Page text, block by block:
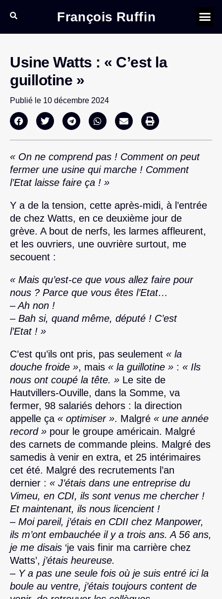
François Ruffin
Usine Watts : « C’est la
guillotine »
Publié le 10 décembre 2024
« On ne comprend pas ! Comment on peut
fermer une usine qui marche ! Comment
l’Etat laisse faire ça ! »
Y a de la tension, cette après-midi, à l’entrée
de chez Watts, en ce deuxième jour de
grève. A bout de nerfs, les larmes affleurent,
et les ouvriers, une ouvrière surtout, me
secouent :
« Mais qu’est-ce que vous allez faire pour
nous ? Parce que vous êtes l’Etat…
– Ah non !
– Bah si, quand même, député ! C’est
l’Etat ! »
C’est qu’ils ont pris, pas seulement « la
douche froide », mais « la guillotine » : « Ils
nous ont coupé la tête. » Le site de
Hautvillers-Ouville, dans la Somme, va
fermer, 98 salariés dehors : la direction
appelle ça « optimiser ». Malgré « une année
record » pour le groupe américain. Malgré
des carnets de commande pleins. Malgré des
samedis à venir en extra, et 25 intérimaires
cet été. Malgré des recrutements l’an
dernier : « J’étais dans une entreprise du
Vimeu, en CDI, ils sont venus me chercher !
Et maintenant, ils nous licencient !
– Moi pareil, j’étais en CDII chez Manpower,
ils m’ont embauchée il y a trois ans. A 56 ans,
je me disais ‘je vais finir ma carrière chez
Watts’, j’étais heureuse.
– Y a pas une seule fois où je suis entré ici la
boule au ventre, j’étais toujours content de